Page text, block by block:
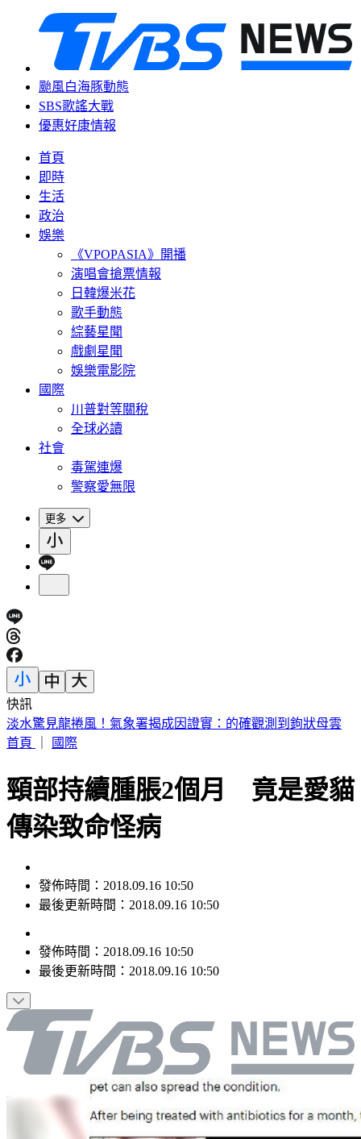
颱風白海豚動態
SBS歌謠大戰
優惠好康情報
首頁
即時
生活
政治
娛樂
《VPOPASIA》開播
演唱會搶票情報
日韓爆米花
歌手動態
綜藝星聞
戲劇星聞
娛樂電影院
國際
川普對等關稅
全球必讀
社會
毒駕連爆
警察愛無限
更多
快訊
父親節曬抱兒舊照！王世堅年輕帥樣網驚呼
首頁
國際
頸部持續腫脹2個月 竟是愛貓
傳染致命怪病
發佈時間：2018.09.16 10:50
最後更新時間：2018.09.16 10:50
發佈時間： 2018.09.16 10:50
最後更新時間： 2018.09.16 10:50